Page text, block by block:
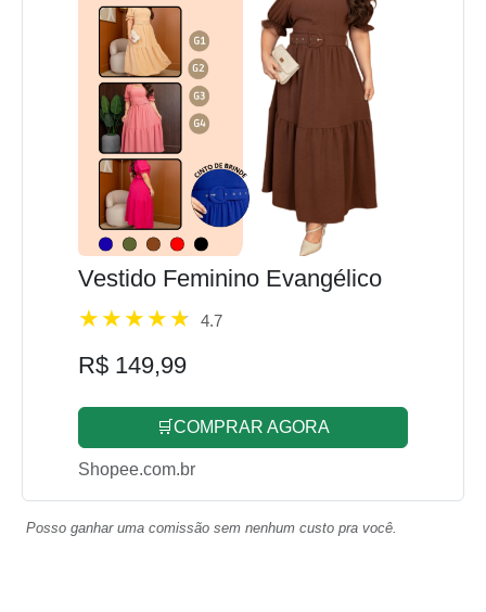
Vestido Feminino Evangélico
4.7
R$ 149,99
🛒COMPRAR AGORA
Shopee.com.br
Posso ganhar uma comissão sem nenhum custo pra você.